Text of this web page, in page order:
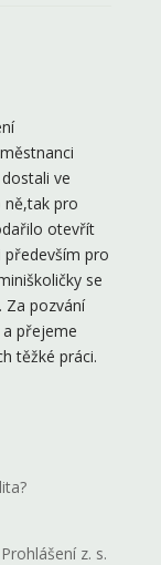
ve
pro
otevřít
především pro
se
Za pozvání
přejeme
těžké práci.
z. s.